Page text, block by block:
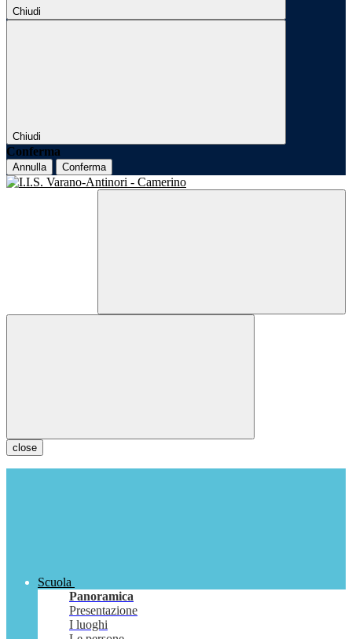
Chiudi
Chiudi
Conferma
Annulla Conferma
close
Scuola
Panoramica
Presentazione
I luoghi